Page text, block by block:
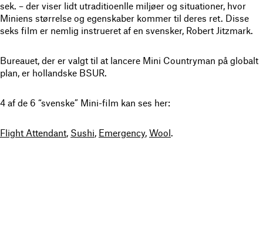
sek. – der viser lidt utraditioenlle miljøer og situationer, hvor
Miniens størrelse og egenskaber kommer til deres ret. Disse
seks film er nemlig instrueret af en svensker, Robert Jitzmark.
Bureauet, der er valgt til at lancere Mini Countryman på globalt
plan, er hollandske BSUR.
4 af de 6 “svenske” Mini-film kan ses her:
Flight Attendant, Sushi, Emergency, Wool.